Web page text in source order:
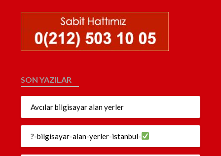
SON YAZILAR
Avcılar bilgisayar alan yerler
?-bilgisayar-alan-yerler-istanbul-